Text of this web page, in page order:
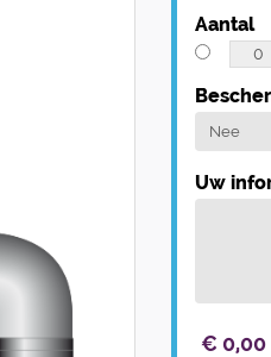
Aantal
Uw
€ 0,00